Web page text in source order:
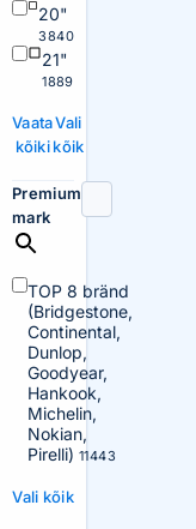
20"
3840
21"
1889
Vaata
kõiki
Vali
kõik
Premium
mark
TOP 8 bränd
(Bridgestone,
Continental,
Dunlop,
Goodyear,
Hankook,
Michelin,
Nokian,
Pirelli) 11443
Vali kõik